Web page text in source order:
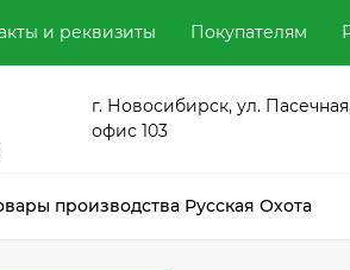
и реквизиты Покупателям
г. Новосибирск, ул. Пасечная,
офис 103
производства Русская Охота